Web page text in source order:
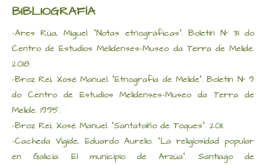
BIBLIOGRAFÍA
-Ares Rúa, Miguel. “Notas etnográficas”. Boletín Nº 31 do
Centro de Estudios Melidenses-Museo da Terra de Melide.
2018.
-Broz Rei, Xosé Manuel. “Etnografía de Melide”. Boletín Nº 9
do Centro de Estudios Melidenses-Museo da Terra de
Melide. 1995.
-Broz Rei, Xosé Manuel. “Santatoíño de Toques”. 2011.
-Cacheda Vigide, Eduardo Aurelio. “La religiosidad popular
en Galicia. El municipio de Arzúa”. Santiago de